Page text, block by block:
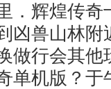
．辉煌传奇
凶兽山林附
做行会其他
机版？于